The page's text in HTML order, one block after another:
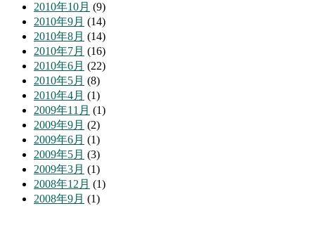
2010年10月 (9)
2010年9月 (14)
2010年8月 (14)
2010年7月 (16)
2010年6月 (22)
2010年5月 (8)
2010年4月 (1)
2009年11月 (1)
2009年9月 (2)
2009年6月 (1)
2009年5月 (3)
2009年3月 (1)
2008年12月 (1)
2008年9月 (1)